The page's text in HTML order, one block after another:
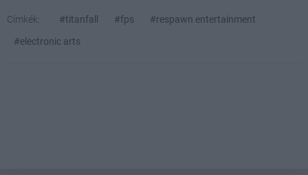
Címkék: #titanfall #fps
#respawn entertainment
#electronic arts